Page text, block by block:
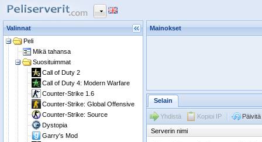
Valinnat
Peli
Mikä tahansa
Suosituimmat
Call of Duty 2
Call of Duty 4: Modern Warfare
Counter-Strike 1.6
Counter-Strike: Global Offensive
Counter-Strike: Source
Dystopia
Garry's Mod
Mainokset
Selain
Yhdistä Kopioi IP
Serverin nimi